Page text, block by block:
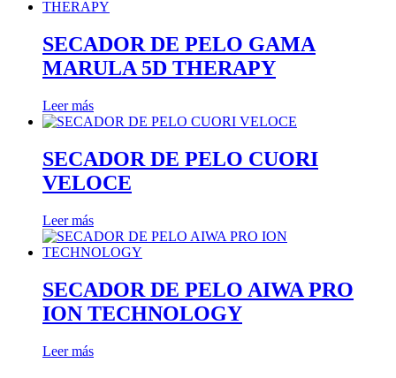
SECADOR DE PELO GAMA
MARULA 5D THERAPY
Leer más
SECADOR DE PELO CUORI
VELOCE
Leer más
SECADOR DE PELO AIWA PRO
ION TECHNOLOGY
Leer más